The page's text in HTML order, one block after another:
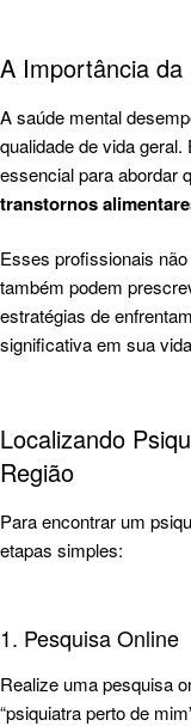
A Importância da
A saúde mental
qualidade de vida
essencial para abordar
transtornos
Esses profissionais
também podem
estratégias de
significativa em sua
Localizando
Região
Para encontrar um
etapas simples:
1. Pesquisa Online
Realize uma pesquisa
“psiquiatra perto de